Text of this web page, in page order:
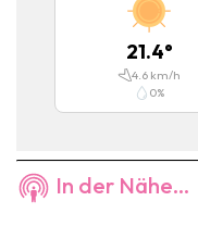
21.4°
4.6 km/h
0%
In der Nähe...